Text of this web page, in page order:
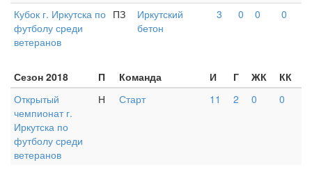
Кубок г. Иркутска по
футболу среди
ветеранов
ПЗ
Иркутский
бетон
3 0 0 0
Сезон 2018 П Команда И Г ЖК
КК
Открытый
чемпионат г.
Иркутска по
футболу среди
ветеранов
Н Старт 11 2 0 0